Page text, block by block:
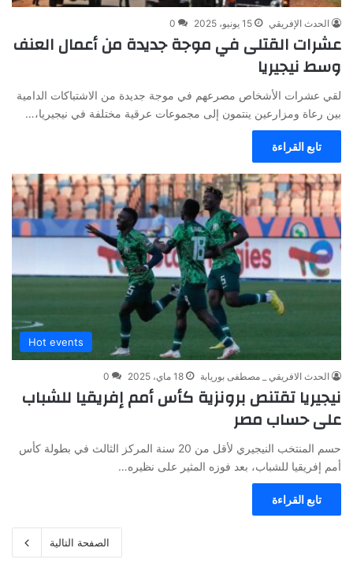
الحدث الإفريقي 15 يونيو، 2025 0
عشرات القتلى في موجة جديدة من أعمال العنف
وسط نيجيريا
لقي عشرات الأشخاص مصرعهم في موجة جديدة من الاشتباكات الدامية
بين رعاة ومزارعين ينتمون إلى مجموعات عرقية مختلفة في نيجيريا،…
تابع القراءة
Hot events
الحدث الافريقي _ مصطفى بوريابة 18 ماي، 2025 0
نيجيريا تقتنص برونزية كأس أمم إفريقيا للشباب
على حساب مصر
حسم المنتخب النيجيري لأقل من 20 سنة المركز الثالث في بطولة كأس
أمم إفريقيا للشباب، بعد فوزه المثير على نظيره…
تابع القراءة
الصفحة التالية